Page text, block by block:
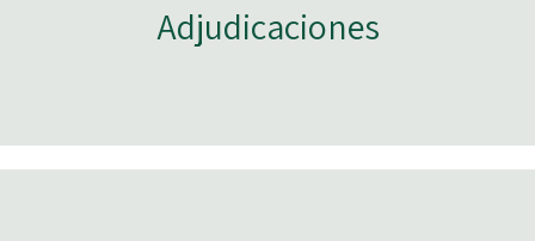
Adjudicaciones